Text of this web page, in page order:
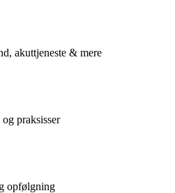
akuttjeneste & mere
praksisser
opfølgning